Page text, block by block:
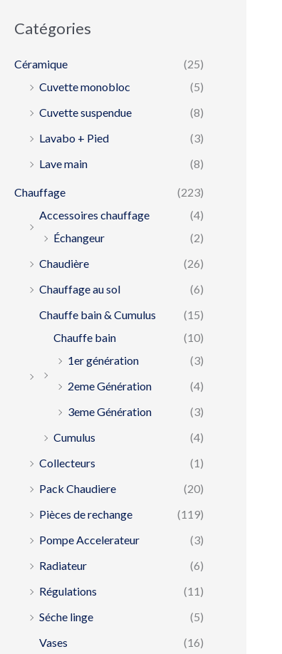
Catégories
Céramique
(25)
Cuvette monobloc
(5)
Cuvette suspendue
(8)
Lavabo + Pied
(3)
Lave main
(8)
Chauffage
(223)
Accessoires chauffage
(4)
Échangeur
(2)
Chaudière
(26)
Chauffage au sol
(6)
Chauffe bain & Cumulus
(15)
Chauffe bain
(10)
1er génération
(3)
2eme Génération
(4)
3eme Génération
(3)
Cumulus
(4)
Collecteurs
(1)
Pack Chaudiere
(20)
Pièces de rechange
(119)
Pompe Accelerateur
(3)
Radiateur
(6)
Régulations
(11)
Séche linge
(5)
Vases
(16)